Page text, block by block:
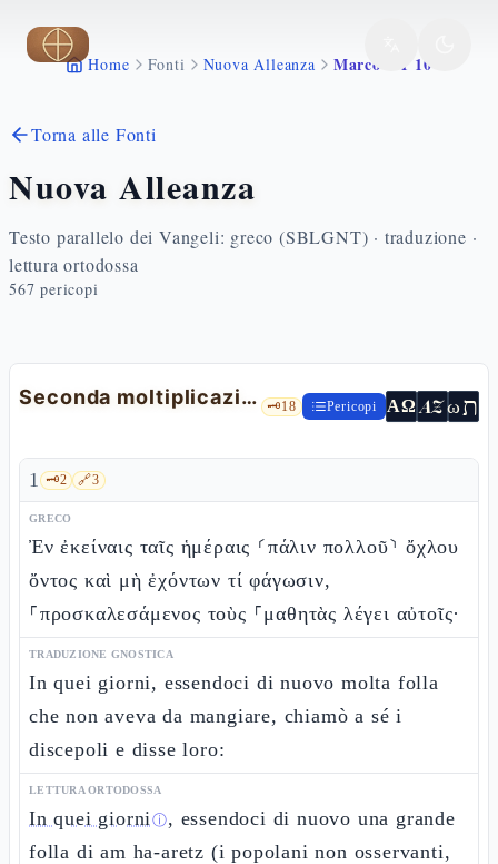
Vai al contenuto principale
Home Fonti Nuova Alleanza Marco 8 1 10
Torna alle Fonti
Nuova Alleanza
Testo parallelo dei Vangeli: greco (SBLGNT) · traduzione ·
lettura ortodossa
567 pericopi
Seconda moltiplicazione dei pani 🗝️18 Pericopi ΑΩ AZωת
1 🗝️2 🔗3
GRECO
Ἐν ἐκείναις ταῖς ἡμέραις ⸂πάλιν πολλοῦ⸃ ὄχλου
ὄντος καὶ μὴ ἐχόντων τί φάγωσιν,
⸀προσκαλεσάμενος τοὺς ⸀μαθητὰς λέγει αὐτοῖς·
TRADUZIONE GNOSTICA
In quei giorni, essendoci di nuovo molta folla
che non aveva da mangiare, chiamò a sé i
discepoli e disse loro:
LETTURA ORTODOSSA
In quei giorniⓘ, essendoci di nuovo una grande
folla di am ha-aretz (i popolani non osservanti,